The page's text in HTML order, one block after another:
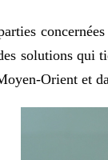
solutions qui
Orient et